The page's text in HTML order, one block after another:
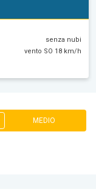
senza nubi
vento SO 18 km/h
MEDIO